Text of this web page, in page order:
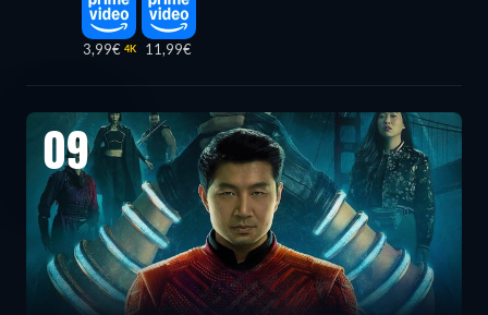
3,99€ 4K 11,99€
09